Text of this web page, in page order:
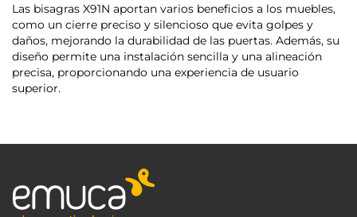
Las bisagras X91N aportan varios beneficios a los muebles,
como un cierre preciso y silencioso que evita golpes y
daños, mejorando la durabilidad de las puertas. Además, su
diseño permite una instalación sencilla y una alineación
precisa, proporcionando una experiencia de usuario
superior.